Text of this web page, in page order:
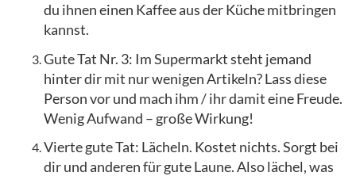
du ihnen einen Kaffee aus der Küche mitbringen
kannst.
Gute Tat Nr. 3: Im Supermarkt steht jemand
hinter dir mit nur wenigen Artikeln? Lass diese
Person vor und mach ihm / ihr damit eine Freude.
Wenig Aufwand – große Wirkung!
Vierte gute Tat: Lächeln. Kostet nichts. Sorgt bei
dir und anderen für gute Laune. Also lächel, was